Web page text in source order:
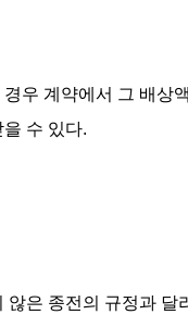
우 계약에서 그 배상
수 있다.
은 종전의 규정과 달